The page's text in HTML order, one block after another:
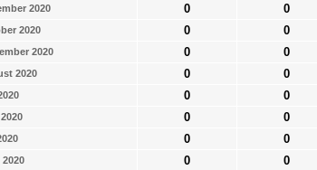
2020 0 0
2020 0 0
2020 0 0
2020 0 0
0 0
0 0
0 0
0 0